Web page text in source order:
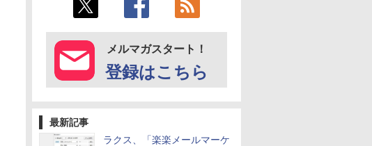
メルマガスタート！
登録はこちら
最新記事
ラクス、「楽楽メールマーケ